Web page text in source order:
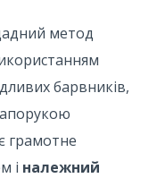
метод
барвників,
грамотне
і належний